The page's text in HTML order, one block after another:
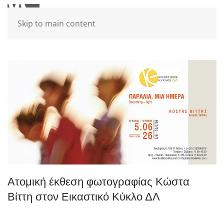
Skip to main content
Ατομική έκθεση φωτογραφίας Κώστα
Βίττη στον Εικαστικό Κύκλο ΔΛ